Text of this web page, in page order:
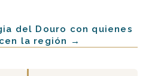
del Douro con quienes
la región →